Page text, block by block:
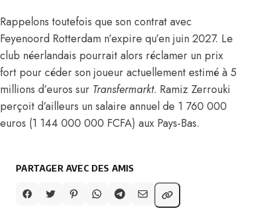
Rappelons toutefois que son contrat avec
Feyenoord Rotterdam n’expire qu’en juin 2027. Le
club néerlandais pourrait alors réclamer un prix
fort pour céder son joueur actuellement estimé à 5
millions d’euros sur Transfermarkt. Ramiz Zerrouki
perçoit d’ailleurs un salaire annuel de 1 760 000
euros (1 144 000 000 FCFA) aux Pays-Bas.
PARTAGER AVEC DES AMIS